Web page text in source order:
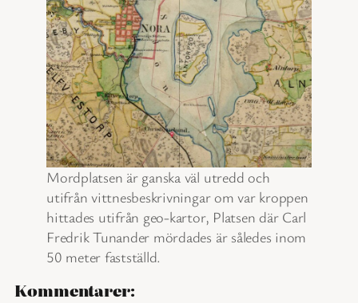
Mordplatsen är ganska väl utredd och
utifrån vittnesbeskrivningar om var kroppen
hittades utifrån geo-kartor, Platsen där Carl
Fredrik Tunander mördades är således inom
50 meter fastställd.
Kommentarer: